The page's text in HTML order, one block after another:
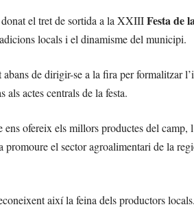
el tret de sortida a la XXIIIFesta de
locals i el dinamisme del municipi.
de dirigir-se a la fira per formalitzar
actes centrals de la festa.
ofereix els millors productes del camp,
promoure el sector agroalimentari de la
així la feina dels productors